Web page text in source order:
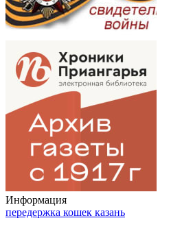
Информация
передержка кошек казань